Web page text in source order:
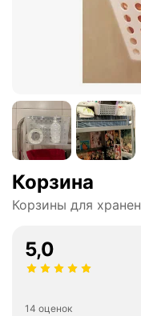
Корзина
Корзины для
5,0
14 оценок